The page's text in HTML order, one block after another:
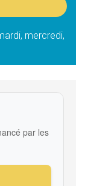
mercredi,
par les